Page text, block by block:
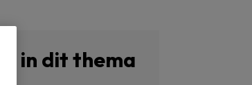
in dit thema